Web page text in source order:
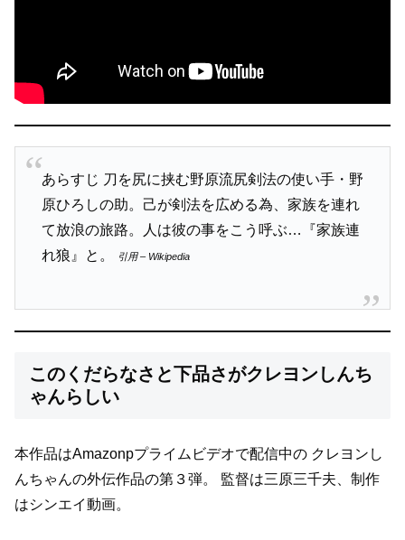
あらすじ 刀を尻に挟む野原流尻剣法の使い手・野
原ひろしの助。己が剣法を広める為、家族を連れ
て放浪の旅路。人は彼の事をこう呼ぶ…『家族連
れ狼』と。
引用 – Wikipedia
このくだらなさと下品さがクレヨンしんち
ゃんらしい
本作品はAmazonpプライムビデオで配信中の クレヨンし
んちゃんの外伝作品の第３弾。
監督は三原三千夫、制作
はシンエイ動画。